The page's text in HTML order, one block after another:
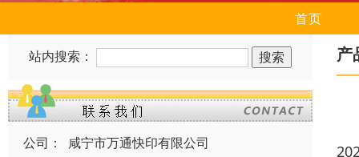
首页
站内搜索：
公司：
咸宁市万通快印有限公司
产